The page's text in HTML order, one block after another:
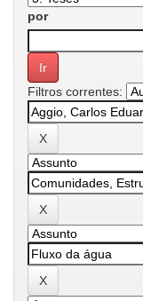
por
Filtros correntes: